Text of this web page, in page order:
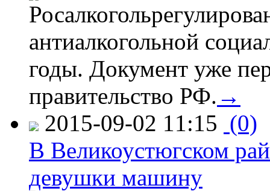
антиалкогольной
годы. Документ уже
правительство РФ. →
2015-09-02 11:15 (0)
В Великоустюгском
девушки машину